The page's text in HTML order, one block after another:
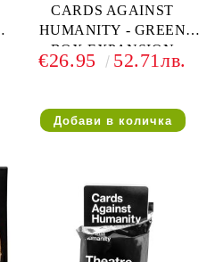
CARDS AGAINST
HUMANITY - GREEN
BOX EXPANSION
€26.95 52.71лв.